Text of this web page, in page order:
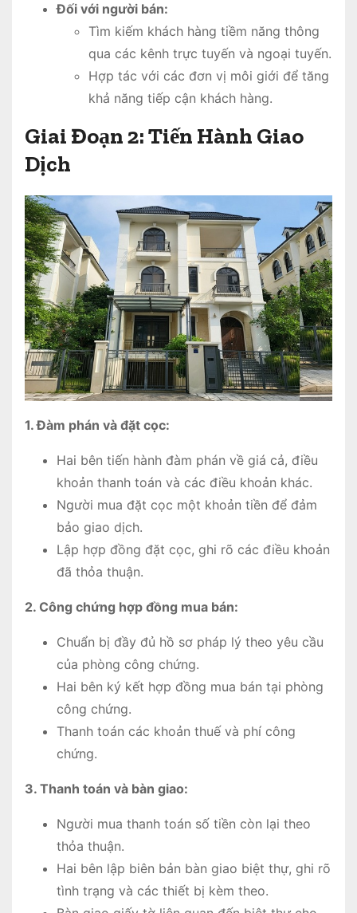
Đối với người bán:
Tìm kiếm khách hàng tiềm năng thông
qua các kênh trực tuyến và ngoại tuyến.
Hợp tác với các đơn vị môi giới để tăng
khả năng tiếp cận khách hàng.
Giai Đoạn 2: Tiến Hành Giao
Dịch
1. Đàm phán và đặt cọc:
Hai bên tiến hành đàm phán về giá cả, điều
khoản thanh toán và các điều khoản khác.
Người mua đặt cọc một khoản tiền để đảm
bảo giao dịch.
Lập hợp đồng đặt cọc, ghi rõ các điều khoản
đã thỏa thuận.
2. Công chứng hợp đồng mua bán:
Chuẩn bị đầy đủ hồ sơ pháp lý theo yêu cầu
của phòng công chứng.
Hai bên ký kết hợp đồng mua bán tại phòng
công chứng.
Thanh toán các khoản thuế và phí công
chứng.
3. Thanh toán và bàn giao:
Người mua thanh toán số tiền còn lại theo
thỏa thuận.
Hai bên lập biên bản bàn giao biệt thự, ghi rõ
tình trạng và các thiết bị kèm theo.